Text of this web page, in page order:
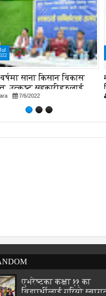
साना किसान विकास
उत्कृष्ट सहकारीहरुलाई
7/6/2022
एभरेष्टका कक्षा ११ का
विद्यार्थीलाई गरियो